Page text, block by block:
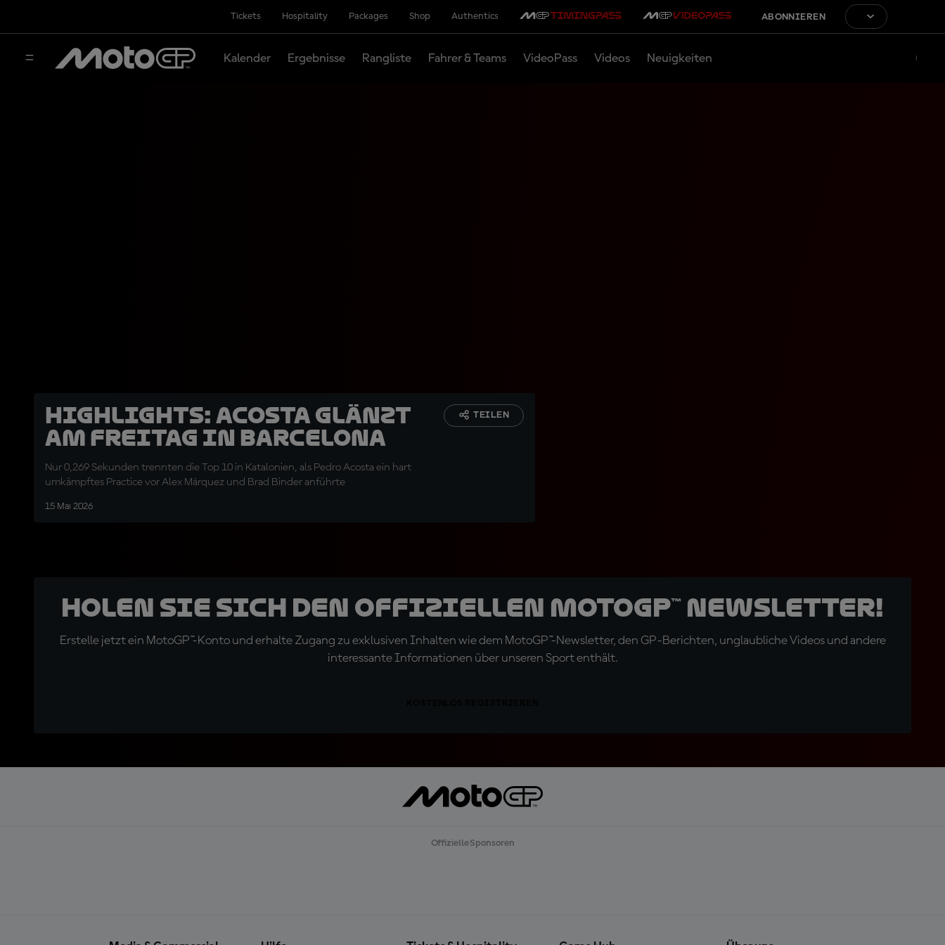
Tickets Hospitality Packages Shop Authentics ABONNIEREN
Kalender Ergebnisse Rangliste Fahrer & Teams VideoPass Videos Neuigkeiten
HIGHLIGHTS: Acosta glänzt
am Freitag in Barcelona
Nur 0,269 Sekunden trennten die Top 10 in Katalonien, als Pedro Acosta ein hart
umkämpftes Practice vor Alex Márquez und Brad Binder anführte
15 Mai 2026
TEILEN
Holen Sie sich den offiziellen MotoGP™ Newsletter!
Erstelle jetzt ein MotoGP™-Konto und erhalte Zugang zu exklusiven Inhalten wie dem MotoGP™-Newsletter, den GP-Berichten, unglaubliche Videos und andere
interessante Informationen über unseren Sport enthält.
Offizielle Sponsoren